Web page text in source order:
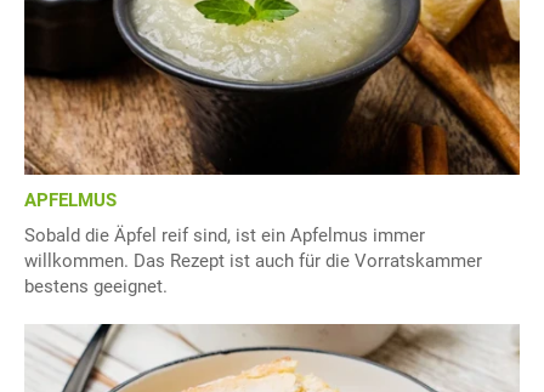
APFELMUS
Sobald die Äpfel reif sind, ist ein Apfelmus immer
willkommen. Das Rezept ist auch für die Vorratskammer
bestens geeignet.